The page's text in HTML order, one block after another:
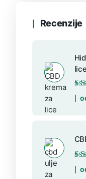
Recenzije
5
5